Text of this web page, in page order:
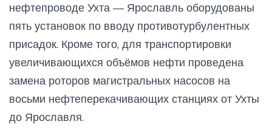
нефтепроводе Ухта — Ярославль оборудованы
пять установок по вводу противотурбулентных
присадок. Кроме того, для транспортировки
увеличивающихся объёмов нефти проведена
замена роторов магистральных насосов на
восьми нефтеперекачивающих станциях от Ухты
до Ярославля.